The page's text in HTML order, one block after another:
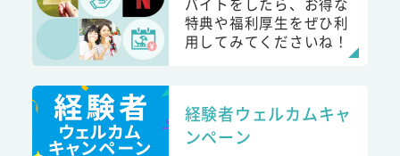
特典や福利厚生をぜひ利
用してみてくださいね！
経験者ウェルカムキャ
ンペーン